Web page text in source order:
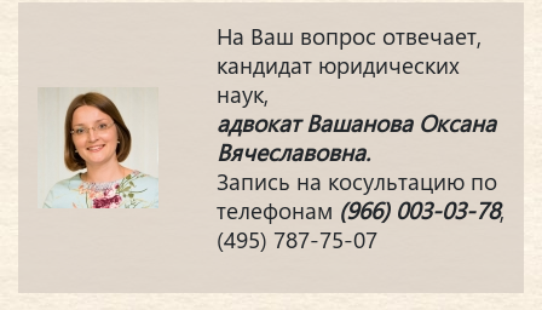
На Ваш вопрос отвечает,
кандидат юридических
наук,
адвокат Вашанова Оксана
Вячеславовна.
Запись на косультацию по
телефонам (966) 003-03-78,
(495) 787-75-07